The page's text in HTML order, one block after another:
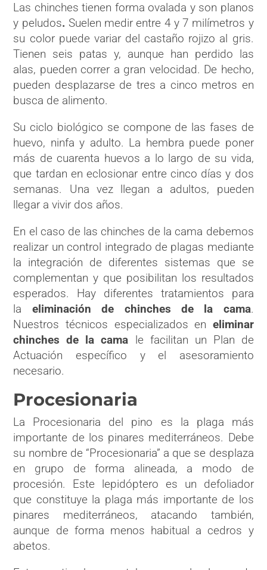
Las chinches tienen forma ovalada y son planos
y peludos. Suelen medir entre 4 y 7 milímetros y
su color puede variar del castaño rojizo al gris.
Tienen seis patas y, aunque han perdido las
alas, pueden correr a gran velocidad. De hecho,
pueden desplazarse de tres a cinco metros en
busca de alimento.
Su ciclo biológico se compone de las fases de
huevo, ninfa y adulto. La hembra puede poner
más de cuarenta huevos a lo largo de su vida,
que tardan en eclosionar entre cinco días y dos
semanas. Una vez llegan a adultos, pueden
llegar a vivir dos años.
En el caso de las chinches de la cama debemos
realizar un control integrado de plagas mediante
la integración de diferentes sistemas que se
complementan y que posibilitan los resultados
esperados. Hay diferentes tratamientos para
la eliminación de chinches de la cama.
Nuestros técnicos especializados en eliminar
chinches de la cama le facilitan un Plan de
Actuación específico y el asesoramiento
necesario.
Procesionaria
La Procesionaria del pino es la plaga más
importante de los pinares mediterráneos. Debe
su nombre de “Procesionaria” a que se desplaza
en grupo de forma alineada, a modo de
procesión. Este lepidóptero es un defoliador
que constituye la plaga más importante de los
pinares mediterráneos, atacando también,
aunque de forma menos habitual a cedros y
abetos.